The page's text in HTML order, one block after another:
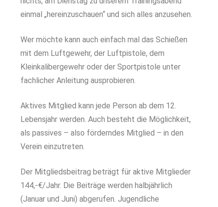
einmal „hereinzuschauen“ und sich alles anzusehen.
Wer möchte kann auch einfach mal das Schießen
mit dem Luftgewehr, der Luftpistole, dem
Kleinkalibergewehr oder der Sportpistole unter
fachlicher Anleitung ausprobieren.
Aktives Mitglied kann jede Person ab dem 12.
Lebensjahr werden. Auch besteht die Möglichkeit,
als passives – also förderndes Mitglied – in den
Verein einzutreten.
Der Mitgliedsbeitrag beträgt für aktive Mitglieder
144,-€/Jahr. Die Beiträge werden halbjährlich
(Januar und Juni) abgerufen. Jugendliche